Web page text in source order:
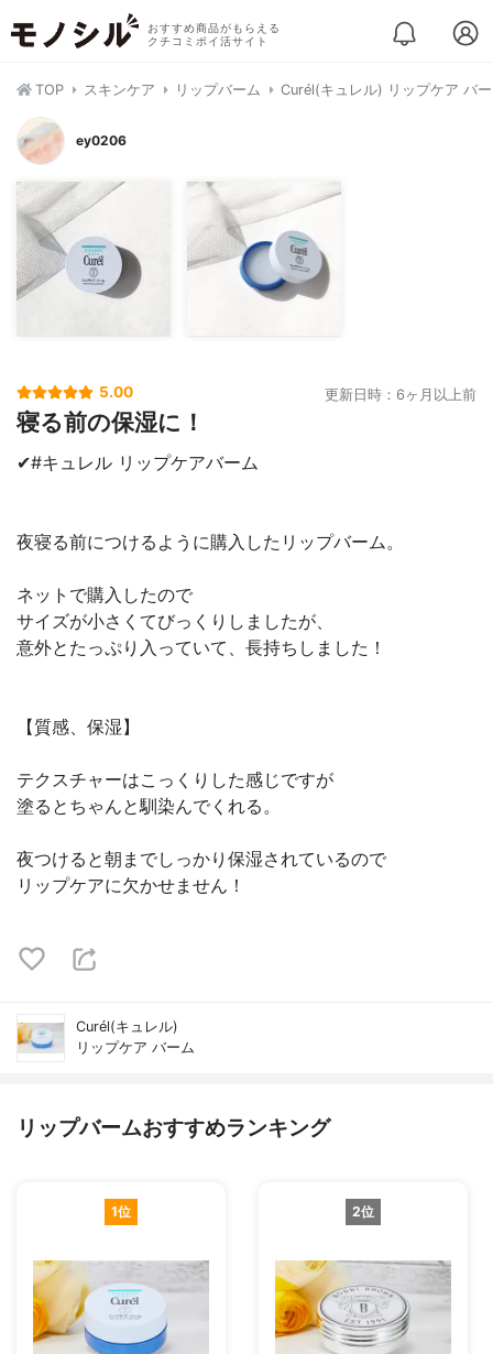
おすすめ商品がもらえる
クチコミポイ活サイト
TOP スキンケア リップバーム Curél(キュレル) リップケア バ
ey0206
5.00 更新日時：6ヶ月以上前
寝る前の保湿に！
✔︎#キュレル リップケアバーム
夜寝る前につけるように購入したリップバーム。
ネットで購入したので
サイズが小さくてびっくりしましたが、
意外とたっぷり入っていて、長持ちしました！
【質感、保湿】
テクスチャーはこっくりした感じですが
塗るとちゃんと馴染んでくれる。
夜つけると朝までしっかり保湿されているので
リップケアに欠かせません！
Curél(キュレル)
リップケア バーム
リップバームおすすめランキング
1位 2位